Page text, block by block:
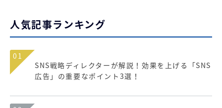
人気記事ランキング
01
SNS戦略ディレクターが解説！効果を上げる「SNS
広告」の重要なポイント3選！